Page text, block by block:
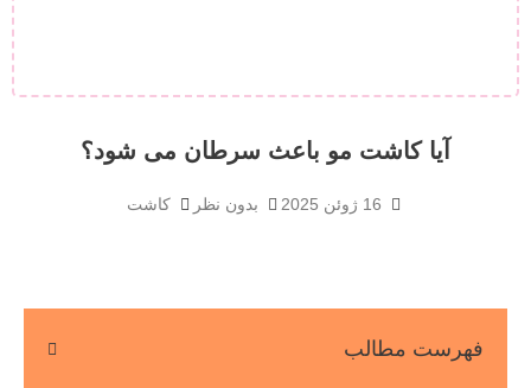
آیا کاشت مو باعث سرطان می شود؟
16 ژوئن 2025 بدون نظر کاشت
فهرست مطالب